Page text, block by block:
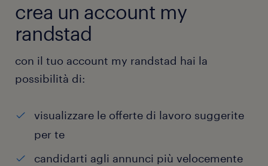
crea un account my
randstad
con il tuo account my randstad hai la
possibilità di:
visualizzare le offerte di lavoro suggerite
per te
candidarti agli annunci più velocemente